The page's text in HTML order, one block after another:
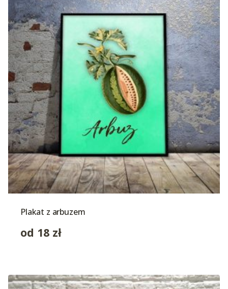
Plakat z arbuzem
od 18 zł